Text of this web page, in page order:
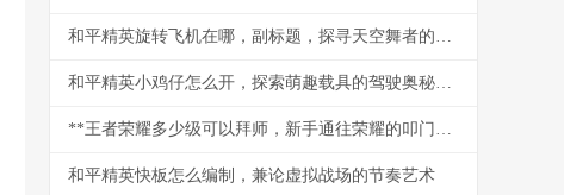
和平精英旋转飞机在哪，副标题，探寻天空舞者的秘密坐标
和平精英小鸡仔怎么开，探索萌趣载具的驾驶奥秘，副标题，从获取到驰骋战场的全指南
**王者荣耀多少级可以拜师，新手通往荣耀的叩门砖**
和平精英快板怎么编制，兼论虚拟战场的节奏艺术